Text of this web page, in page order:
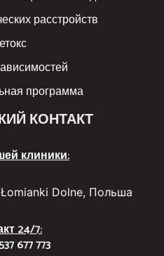
расстройств
программа
КОНТАКТ
клиники:
Dolne, Польша
24/7:
677 773